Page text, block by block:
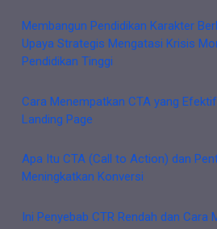
Membangun Pendidikan Karakter
Upaya Strategis Mengatasi Krisis
Pendidikan Tinggi
Cara Menempatkan CTA yang
Landing Page
Apa Itu CTA (Call to Action) dan
Meningkatkan Konversi
Ini Penyebab CTR Rendah dan Cara